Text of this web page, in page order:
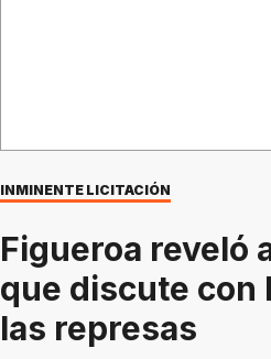
INMINENTE LICITACIÓN
Figueroa reveló
que discute con
las represas